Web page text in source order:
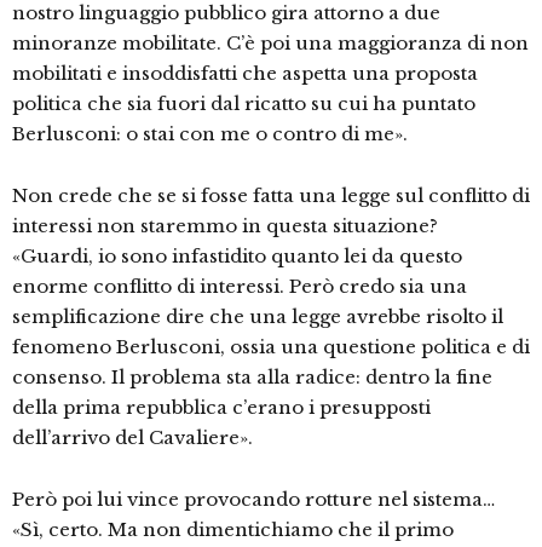
nostro linguaggio pubblico gira attorno a due
minoranze mobilitate. C’è poi una maggioranza di non
mobilitati e insoddisfatti che aspetta una proposta
politica che sia fuori dal ricatto su cui ha puntato
Berlusconi: o stai con me o contro di me».
Non crede che se si fosse fatta una legge sul conflitto di
interessi non staremmo in questa situazione?
«Guardi, io sono infastidito quanto lei da questo
enorme conflitto di interessi. Però credo sia una
semplificazione dire che una legge avrebbe risolto il
fenomeno Berlusconi, ossia una questione politica e di
consenso. Il problema sta alla radice: dentro la fine
della prima repubblica c’erano i presupposti
dell’arrivo del Cavaliere».
Però poi lui vince provocando rotture nel sistema…
«Sì, certo. Ma non dimentichiamo che il primo